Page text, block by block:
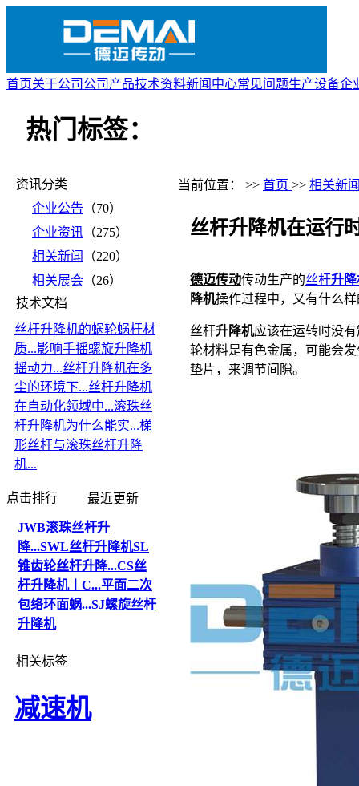
首页关于公司 公司产品技术资料新闻中心常见问题生产设备企
热门标签：
资讯分类
企业公告 （70）
企业资讯 （275）
相关新闻
（220）
相关展会 （26）
技术文档
丝杆升降机的蜗轮蜗杆材
质...影响手摇螺旋升降机
摇动力...丝杆升降机在多
尘的环境下...丝杆升降机
在自动化领域中...滚珠丝
杆升降机为什么能实...梯
形丝杆与滚珠丝杆升降
机...
点击排行 最近更新
JWB滚珠丝杆升
降...SWL丝杆升降机SL
锥齿轮丝杆升降...CS丝
杆升降机丨C...平面二次
包络环面蜗...SJ螺旋丝杆
升降机
相关标签
减速机
当前位置： >> 首页 >> 相关新
丝杆升降机在运行
德迈传动传动生产的丝杆升降
降机操作过程中，又有什么
丝杆升降机应该在运转时没
轮材料是有色金属，可能会
垫片，来调节间隙。